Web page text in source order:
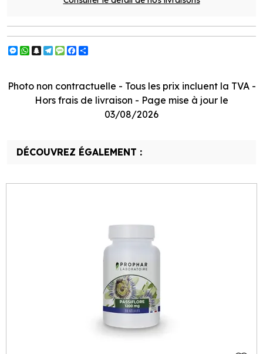
Messenger
WhatsApp
Snapchat
Telegram
Message
Facebook
Photo non contractuelle - Tous les prix incluent la TVA -
Hors frais de livraison - Page mise à jour le
03/08/2026
DÉCOUVREZ ÉGALEMENT :